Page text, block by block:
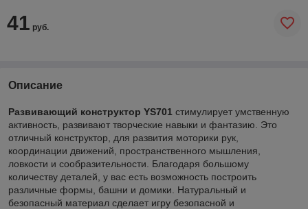
41 руб.
Описание
Развивающий конструктор YS701 стимулирует умственную
активность, развивают творческие навыки и фантазию. Это
отличный конструктор, для развития моторики рук,
координации движений, пространственного мышления,
ловкости и сообразительности. Благодаря большому
количеству деталей, у вас есть возможность построить
различные формы, башни и домики. Натуральный и
безопасный материал сделает игру безопасной и